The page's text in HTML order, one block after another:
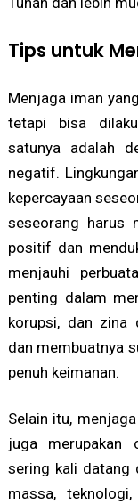
Tips untuk
Menjaga iman
tetapi bisa
satunya adalah
negatif.
kepercayaan
seseorang harus
positif dan
menjauhi
penting dalam
korupsi, dan zina
dan membuatnya
penuh keimanan.
Selain itu,
juga merupakan
sering kali datang
massa,